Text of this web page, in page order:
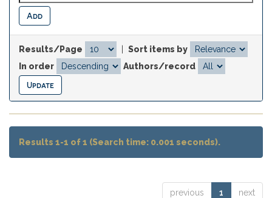
Results/Page
Sort items by
In order
Authors/record
Results 1-1 of 1 (Search time: 0.001 seconds).
previous 1 next